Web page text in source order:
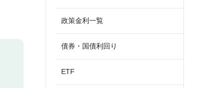
政策金利一覧
債券・国債利回り
ETF